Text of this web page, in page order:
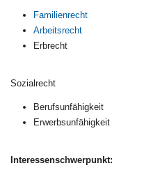
Familienrecht
Arbeitsrecht
Erbrecht
Sozialrecht
Berufsunfähigkeit
Erwerbsunfähigkeit
Interessenschwerpunkt: